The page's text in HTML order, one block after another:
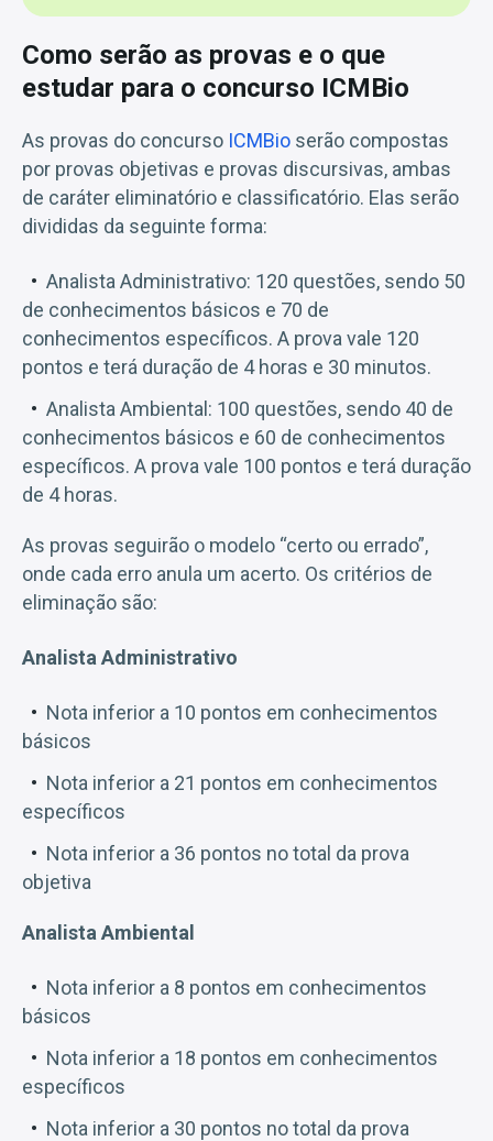
Como serão as provas e o que
estudar para o concurso ICMBio
As provas do concurso ICMBio serão compostas
por provas objetivas e provas discursivas, ambas
de caráter eliminatório e classificatório. Elas serão
divididas da seguinte forma:
Analista Administrativo: 120 questões, sendo 50
de conhecimentos básicos e 70 de
conhecimentos específicos. A prova vale 120
pontos e terá duração de 4 horas e 30 minutos.
Analista Ambiental: 100 questões, sendo 40 de
conhecimentos básicos e 60 de conhecimentos
específicos. A prova vale 100 pontos e terá duração
de 4 horas.
As provas seguirão o modelo “certo ou errado”,
onde cada erro anula um acerto. Os critérios de
eliminação são:
Analista Administrativo
Nota inferior a 10 pontos em conhecimentos
básicos
Nota inferior a 21 pontos em conhecimentos
específicos
Nota inferior a 36 pontos no total da prova
objetiva
Analista Ambiental
Nota inferior a 8 pontos em conhecimentos
básicos
Nota inferior a 18 pontos em conhecimentos
específicos
Nota inferior a 30 pontos no total da prova